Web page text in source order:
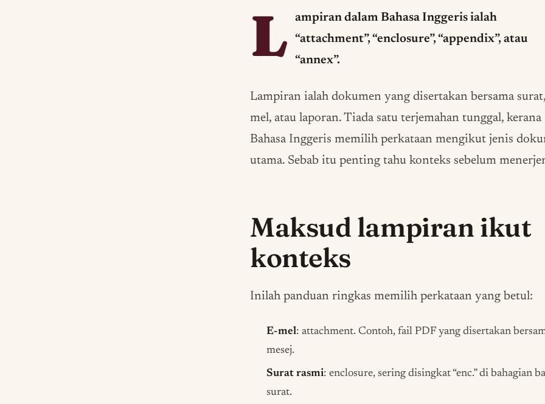
L
ampiran dalam Bahasa Inggeris ialah
“attachment”, “enclosure”, “appendix”, atau
“annex”.
Lampiran ialah dokumen yang disertakan bersama
mel, atau laporan. Tiada satu terjemahan tunggal, kerana
Bahasa Inggeris memilih perkataan mengikut jenis
utama. Sebab itu penting tahu konteks sebelum
Maksud lampiran ikut
konteks
Inilah panduan ringkas memilih perkataan yang betul:
E-mel: attachment. Contoh, fail PDF yang disertakan
mesej.
Surat rasmi: enclosure, sering disingkat “enc.” di bahagian
surat.